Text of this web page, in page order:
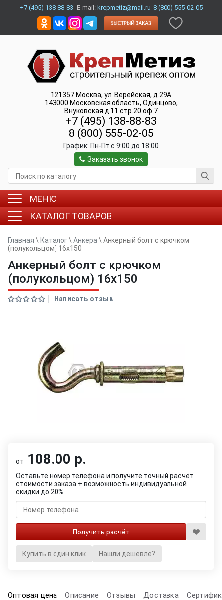
+7 (495) 138-88-83 E-mail: krepmetiz@mail.ru 8 (800) 555-02-05
121357 Москва, ул. Верейская, д.29А
143000 Московская область, Одинцово,
Внуковская д.11 стр.20 оф.7
+7 (495) 138-88-83
8 (800) 555-02-05
График: Пн-Пт c 9:00 до 18:00
Заказать звонок
МЕНЮ
КАТАЛОГ ТОВАРОВ
Главная \ Каталог\ Анкера \ Анкерный болт с крючком
(полукольцом) 16x150
Анкерный болт с крючком
(полукольцом) 16x150
Написать отзыв
от 108.00 р.
Оставьте номер телефона и получите точный расчёт
стоимости заказа + возможность индивидуальной
скидки до 20%
Купить в один клик Нашли дешевле?
Оптовая цена Описание Отзывы Доставка